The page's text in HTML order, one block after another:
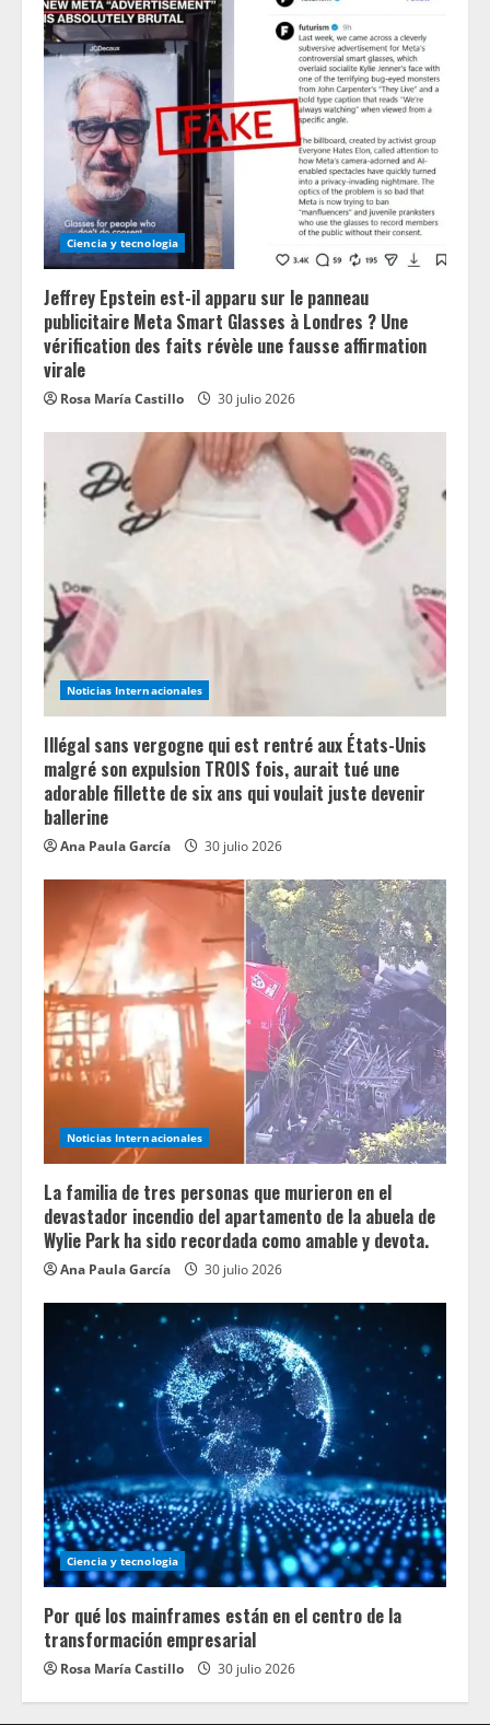
Ciencia y tecnologia
Jeffrey Epstein est-il apparu sur le panneau
publicitaire Meta Smart Glasses à Londres ? Une
vérification des faits révèle une fausse affirmation
virale
Rosa María Castillo 30 julio 2026
Noticias Internacionales
Illégal sans vergogne qui est rentré aux États-Unis
malgré son expulsion TROIS fois, aurait tué une
adorable fillette de six ans qui voulait juste devenir
ballerine
Ana Paula García 30 julio 2026
Noticias Internacionales
La familia de tres personas que murieron en el
devastador incendio del apartamento de la abuela de
Wylie Park ha sido recordada como amable y devota.
Ana Paula García 30 julio 2026
Ciencia y tecnologia
Por qué los mainframes están en el centro de la
transformación empresarial
Rosa María Castillo 30 julio 2026